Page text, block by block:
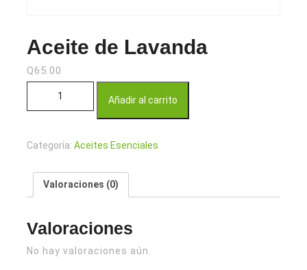
Aceite de Lavanda
Q65.00
Añadir al carrito
Categoría: Aceites Esenciales
Valoraciones (0)
Valoraciones
No hay valoraciones aún.